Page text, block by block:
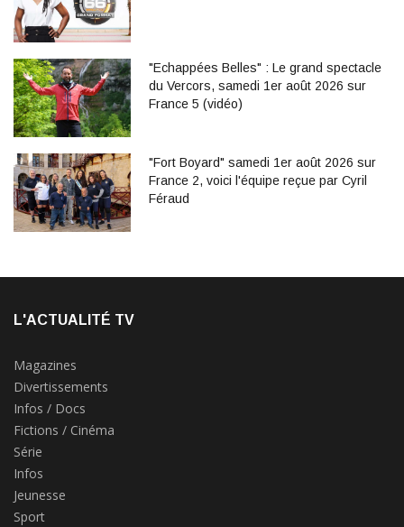
"Echappées Belles" : Le grand spectacle
du Vercors, samedi 1er août 2026 sur
France 5 (vidéo)
"Fort Boyard" samedi 1er août 2026 sur
France 2, voici l'équipe reçue par Cyril
Féraud
L'ACTUALITÉ TV
Magazines
Divertissements
Infos / Docs
Fictions / Cinéma
Série
Infos
Jeunesse
Sport